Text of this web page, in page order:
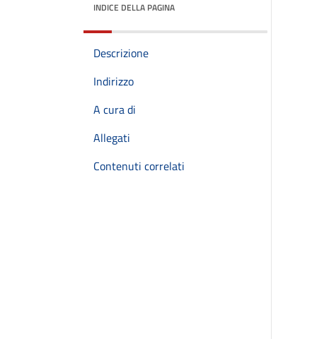
INDICE DELLA PAGINA
Descrizione
Indirizzo
A cura di
Allegati
Contenuti correlati